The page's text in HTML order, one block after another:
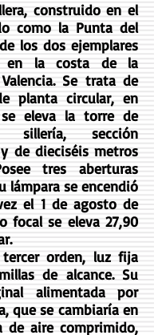
construido en el
como la Punta del
los dos ejemplares
en la costa de la
Se trata de
planta circular, en
eleva la torre de
sillería, sección
de dieciséis metros
tres aberturas
lámpara se encendió
el 1 de agosto de
focal se eleva 27,90
orden, luz fija
de alcance. Su
alimentada por
que se cambiaría en
de aire comprimido,